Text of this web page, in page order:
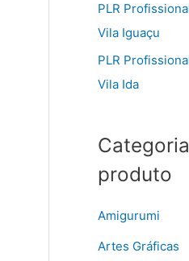
PLR
Vila Iguaçu
PLR
Vila Ida
produto
Amigurumi
Artes Gráficas